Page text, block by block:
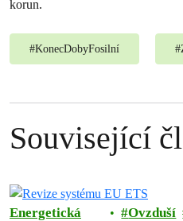
korun.
#KonecDobyFosilní #
Související
Energetická
Ovzduší